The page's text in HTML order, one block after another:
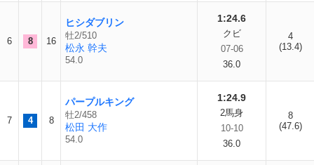
6 8 16
ヒシダブリン
牡2/510
松永 幹夫
54.0
1:24.6
クビ
07-06
36.0
4
(13.4)
7 4 8
パープルキング
牡2/458
松田 大作
54.0
1:24.9
2馬身
10-10
36.0
8
(47.6)